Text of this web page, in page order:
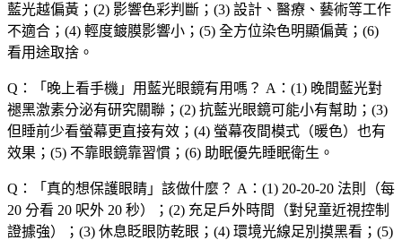
藍光越偏黃；(2) 影響色彩判斷；(3) 設計、醫療、藝術等工作
不適合；(4) 輕度鍍膜影響小；(5) 全方位染色明顯偏黃；(6)
看用途取捨。
Q：「 晚上看手機 」用藍光眼鏡有用嗎？ A：(1) 晚間藍光對
褪黑激素分泌有研究關聯；(2) 抗藍光眼鏡可能小有幫助；(3)
但睡前少看螢幕更直接有效；(4) 螢幕夜間模式（暖色）也有
效果；(5) 不靠眼鏡靠習慣；(6) 助眠優先睡眠衛生。
Q：「 真的想保護眼睛 」該做什麼？ A：(1) 20-20-20 法則（每
20 分看 20 呎外 20 秒）；(2) 充足戶外時間（對兒童近視控制
證據強）；(3) 休息眨眼防乾眼；(4) 環境光線足別摸黑看；(5)